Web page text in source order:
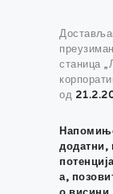
станица
од
додатни,
а,